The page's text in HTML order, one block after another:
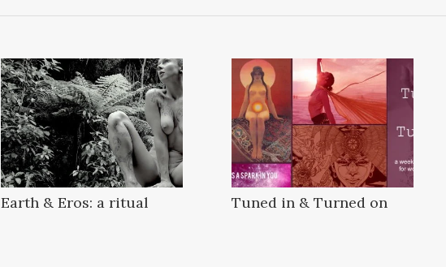
Earth & Eros: a ritual Tuned in & Turned on